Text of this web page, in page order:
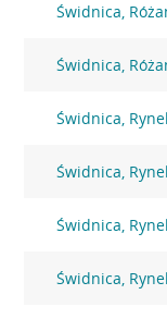
Świdnica,
Świdnica,
Świdnica,
Świdnica,
Świdnica,
Świdnica,